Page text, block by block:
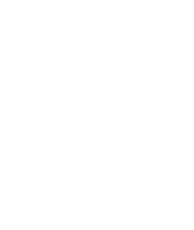
Lo
15 de
entre